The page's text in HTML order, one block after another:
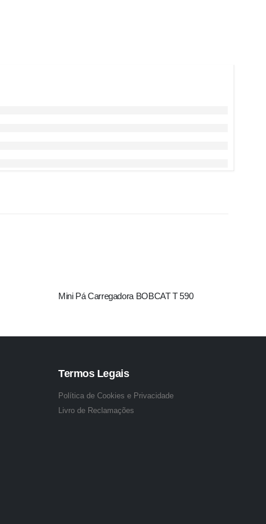
Mini Pá Carregadora BOBCAT T 590
Termos Legais
Política de Cookies e Privacidade
Livro de Reclamações